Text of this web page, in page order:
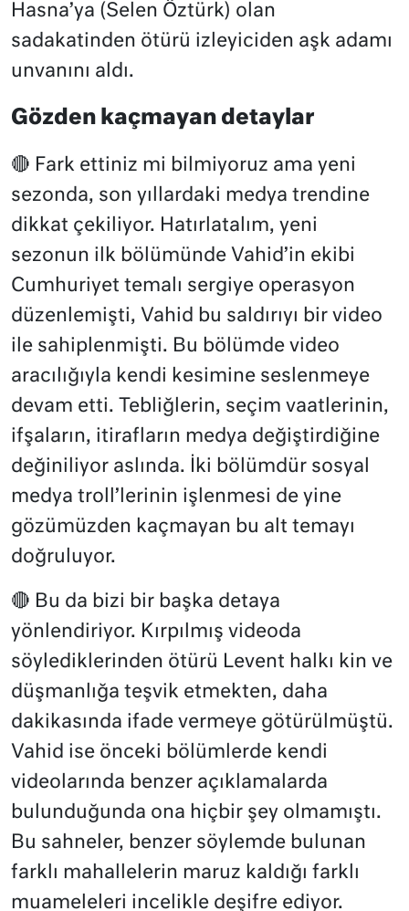
Hasna’ya (Selen Öztürk) olan
sadakatinden ötürü izleyiciden aşk adamı
unvanını aldı.
Gözden kaçmayan detaylar
🔴 Fark ettiniz mi bilmiyoruz ama yeni
sezonda, son yıllardaki medya trendine
dikkat çekiliyor. Hatırlatalım, yeni
sezonun ilk bölümünde Vahid’in ekibi
Cumhuriyet temalı sergiye operasyon
düzenlemişti, Vahid bu saldırıyı bir video
ile sahiplenmişti. Bu bölümde video
aracılığıyla kendi kesimine seslenmeye
devam etti. Tebliğlerin, seçim vaatlerinin,
ifşaların, itirafların medya değiştirdiğine
değiniliyor aslında. İki bölümdür sosyal
medya troll’lerinin işlenmesi de yine
gözümüzden kaçmayan bu alt temayı
doğruluyor.
🔴 Bu da bizi bir başka detaya
yönlendiriyor. Kırpılmış videoda
söylediklerinden ötürü Levent halkı kin ve
düşmanlığa teşvik etmekten, daha
dakikasında ifade vermeye götürülmüştü.
Vahid ise önceki bölümlerde kendi
videolarında benzer açıklamalarda
bulunduğunda ona hiçbir şey olmamıştı.
Bu sahneler, benzer söylemde bulunan
farklı mahallelerin maruz kaldığı farklı
muameleleri incelikle deşifre ediyor.